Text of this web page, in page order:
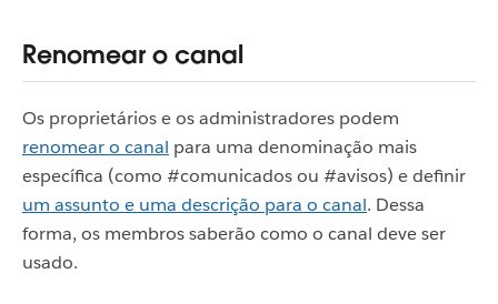
Renomear o canal
Os proprietários e os administradores podem
renomear o canal para uma denominação mais
específica (como #comunicados ou #avisos) e definir
um assunto e uma descrição para o canal. Dessa
forma, os membros saberão como o canal deve ser
usado.